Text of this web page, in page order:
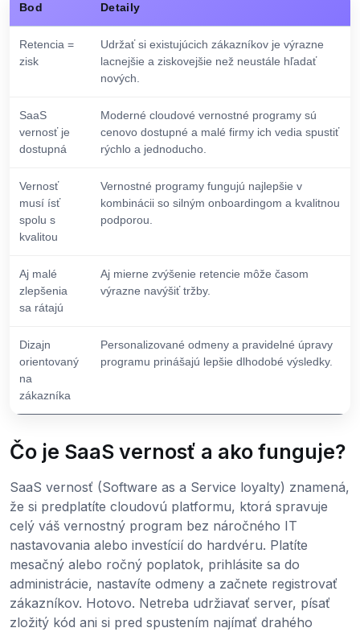
Bod Detaily
Retencia =
zisk
Udržať si existujúcich zákazníkov je výrazne
lacnejšie a ziskovejšie než neustále hľadať
nových.
SaaS
vernosť je
dostupná
Moderné cloudové vernostné programy sú
cenovo dostupné a malé firmy ich vedia spustiť
rýchlo a jednoducho.
Vernosť
musí ísť
spolu s
kvalitou
Vernostné programy fungujú najlepšie v
kombinácii so silným onboardingom a kvalitnou
podporou.
Aj malé
zlepšenia
sa rátajú
Aj mierne zvýšenie retencie môže časom
výrazne navýšiť tržby.
Dizajn
orientovaný
na
zákazníka
Personalizované odmeny a pravidelné úpravy
programu prinášajú lepšie dlhodobé výsledky.
Čo je SaaS vernosť a ako funguje?
SaaS vernosť (Software as a Service loyalty) znamená,
že si predplatíte cloudovú platformu, ktorá spravuje
celý váš vernostný program bez náročného IT
nastavovania alebo investícií do hardvéru. Platíte
mesačný alebo ročný poplatok, prihlásite sa do
administrácie, nastavíte odmeny a začnete registrovať
zákazníkov. Hotovo. Netreba udržiavať server, písať
zložitý kód ani si pred spustením najímať drahého